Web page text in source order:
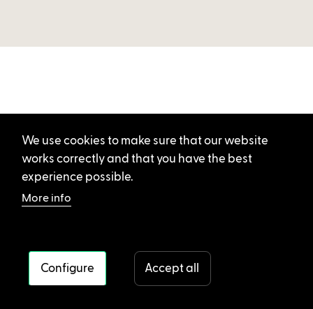
We use cookies to make sure that our website
works correctly and that you have the best
experience possible.
More info
Configure Accept all